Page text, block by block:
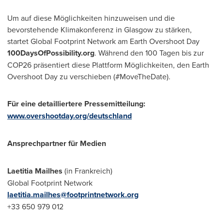
Um auf diese Möglichkeiten hinzuweisen und die
bevorstehende Klimakonferenz in Glasgowzu stärken,
startet Global Footprint Network am Earth Overshoot Day
100DaysOfPossibility.org. Während den 100 Tagen bis zur
COP26 präsentiert diese Plattform Möglichkeiten, den Earth
Overshoot Day zu verschieben (#MoveTheDate).
Für eine detailliertere Pressemitteilung:
www.overshootday.org/deutschland
Ansprechpartner für Medien
Laetitia Mailhes (in Frankreich)
Global Footprint Network
laetitia.mailhes@footprintnetwork.org
+33 650 979 012